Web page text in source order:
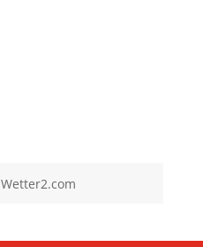
Wetter2.com